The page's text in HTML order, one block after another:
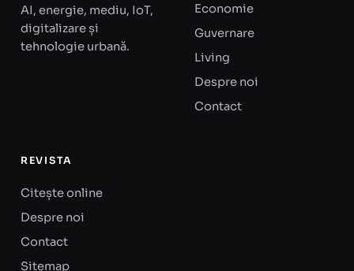
AI, energie, mediu, IoT,
digitalizare și
tehnologie urbană.
Economie
Guvernare
Living
Despre noi
Contact
REVISTA
Citește online
Despre noi
Contact
Sitemap